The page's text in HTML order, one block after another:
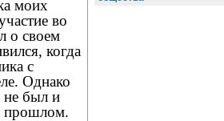
моих
во
о своем
когда
с
Однако
не был и
прошлом.